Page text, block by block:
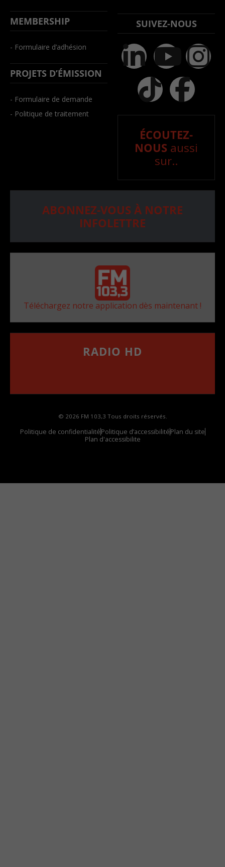
MEMBERSHIP
- Formulaire d’adhésion
PROJETS D’ÉMISSION
- Formulaire de demande
- Politique de traitement
SUIVEZ-NOUS
ÉCOUTEZ-
NOUS aussi
sur..
ABONNEZ-VOUS À NOTRE
INFOLETTRE
Téléchargez notre application dès maintenant !
RADIO HD
© 2026 FM 103,3 Tous droits réservés.
Politique de confidentialitéPolitique d’accessibilitéPlan du site
Plan d'accessibilite